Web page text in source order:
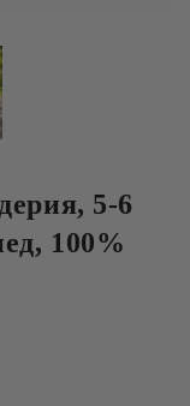
5-6
100%